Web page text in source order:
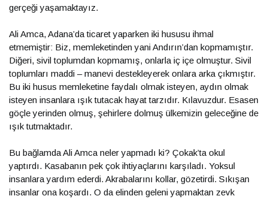
gerçeği yaşamaktayız.
Ali Amca, Adana’da ticaret yaparken iki hususu ihmal
etmemiştir: Biz, memleketinden yani Andırın’dan kopmamıştır.
Diğeri, sivil toplumdan kopmamış, onlarla iç içe olmuştur. Sivil
toplumları maddi – manevi destekleyerek onlara arka çıkmıştır.
Bu iki husus memleketine faydalı olmak isteyen, aydın olmak
isteyen insanlara ışık tutacak hayat tarzıdır. Kılavuzdur. Esasen
göçle yerinden olmuş, şehirlere dolmuş ülkemizin geleceğine de
ışık tutmaktadır.
Bu bağlamda Ali Amca neler yapmadı ki? Çokak’ta okul
yaptırdı. Kasabanın pek çok ihtiyaçlarını karşıladı. Yoksul
insanlara yardım ederdi. Akrabalarını kollar, gözetirdi. Sıkışan
insanlar ona koşardı. O da elinden geleni yapmaktan zevk